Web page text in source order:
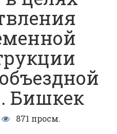
Бишкек
871 просм.